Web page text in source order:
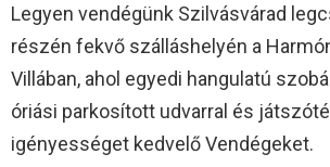
Legyen vendégünk Szilvásvárad
részén fekvő szálláshelyén a
Villában, ahol egyedi hangulatú
óriási parkosított udvarral és
igényességet kedvelő Vendégeket.